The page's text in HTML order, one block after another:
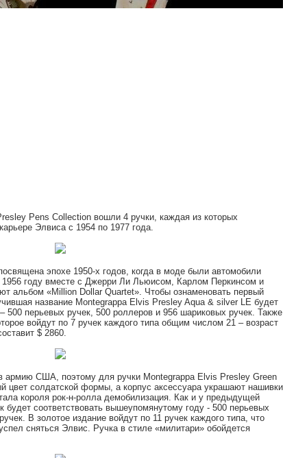
Pens Collection вошли 4 ручки, каждая из которых
Элвиса с 1954 по 1977 года.
эпохе 1950-х годов, когда в моде были автомобили
1956 году вместе с Джерри Ли Льюисом, Карлом Перкинсом и
альбом «Million Dollar Quartet». Чтобы ознаменовать первый
название Montegrappa Elvis Presley Aqua & silver LE будет
500 перьевых ручек, 500 роллеров и 956 шариковых ручек. Также
войдут по 7 ручек каждого типа общим числом 21 – возраст
$ 2860.
армию США, поэтому для ручки Montegrappa Elvis Presley Green
цвет солдатской формы, а корпус аксессуара украшают нашивки
короля рок-н-ролла демобилизация. Как и у предыдущей
соответствовать вышеупомянутому году - 500 перьевых
В золотое издание войдут по 11 ручек каждого типа, что
сняться Элвис. Ручка в стиле «милитари» обойдется